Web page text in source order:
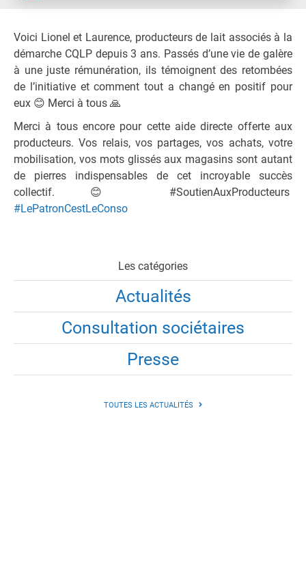
Voici Lionel et Laurence, producteurs de lait associés à la
démarche CQLP depuis 3 ans. Passés d’une vie de galère
à une juste rémunération, ils témoignent des retombées
de l’initiative et comment tout a changé en positif pour
eux 😊 Merci à tous 🙏
Merci à tous encore pour cette aide directe offerte aux
producteurs. Vos relais, vos partages, vos achats, votre
mobilisation, vos mots glissés aux magasins sont autant
de pierres indispensables de cet incroyable succès
collectif. 😊
#SoutienAuxProducteurs
#LePatronCestLeConso
Les catégories
Actualités
Consultation sociétaires
Presse
TOUTES LES ACTUALITÉS